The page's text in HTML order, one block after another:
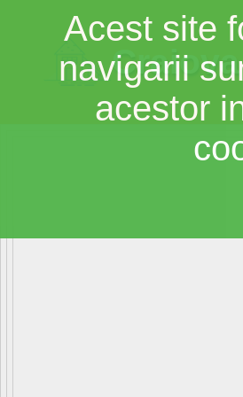
Craiova
Acest site
navigarii
acestor